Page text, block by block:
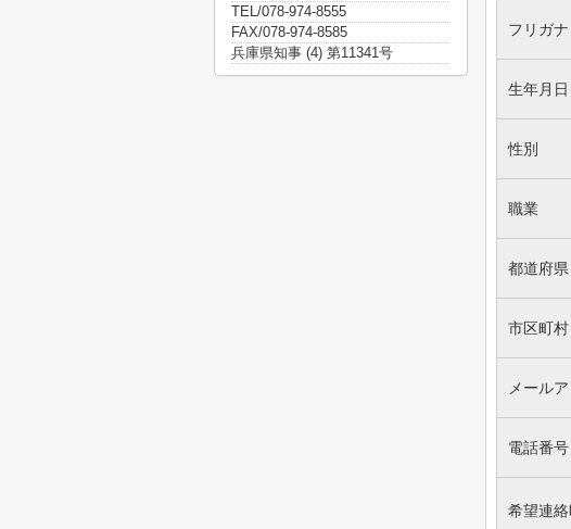
フリガナ
生年月日
性別
職業
都道府県
市区町村
メール
電話番号
希望連絡
TEL/078-974-8555
FAX/078-974-8585
兵庫県知事 (4) 第11341号